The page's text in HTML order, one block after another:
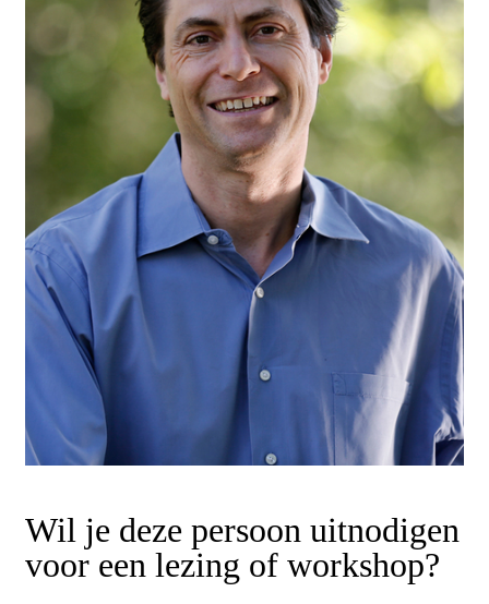
Wil je deze persoon uitnodigen
voor een lezing of workshop?